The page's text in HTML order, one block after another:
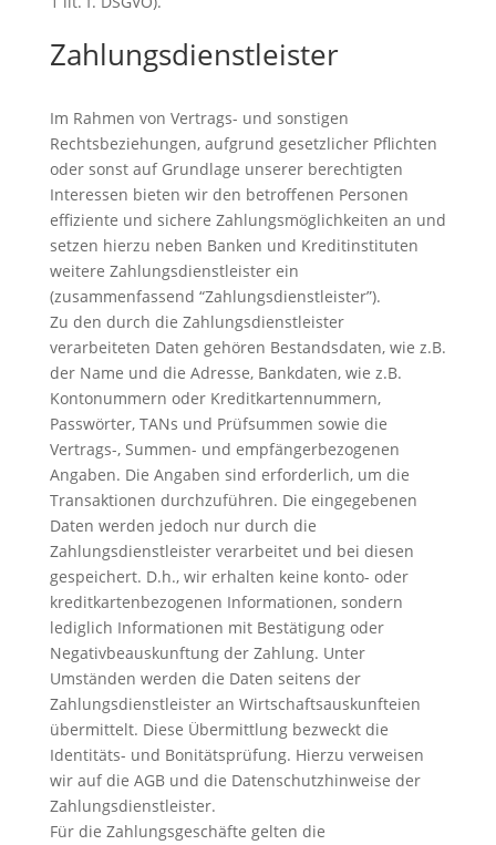
Zahlungsdienstleister
Im Rahmen von Vertrags- und sonstigen
Rechtsbeziehungen, aufgrund gesetzlicher Pflichten
oder sonst auf Grundlage unserer berechtigten
Interessen bieten wir den betroffenen Personen
effiziente und sichere Zahlungsmöglichkeiten an und
setzen hierzu neben Banken und Kreditinstituten
weitere Zahlungsdienstleister ein
(zusammenfassend “Zahlungsdienstleister”).
Zu den durch die Zahlungsdienstleister
verarbeiteten Daten gehören Bestandsdaten, wie z.B.
der Name und die Adresse, Bankdaten, wie z.B.
Kontonummern oder Kreditkartennummern,
Passwörter, TANs und Prüfsummen sowie die
Vertrags-, Summen- und empfängerbezogenen
Angaben. Die Angaben sind erforderlich, um die
Transaktionen durchzuführen. Die eingegebenen
Daten werden jedoch nur durch die
Zahlungsdienstleister verarbeitet und bei diesen
gespeichert. D.h., wir erhalten keine konto- oder
kreditkartenbezogenen Informationen, sondern
lediglich Informationen mit Bestätigung oder
Negativbeauskunftung der Zahlung. Unter
Umständen werden die Daten seitens der
Zahlungsdienstleister an Wirtschaftsauskunfteien
übermittelt. Diese Übermittlung bezweckt die
Identitäts- und Bonitätsprüfung. Hierzu verweisen
wir auf die AGB und die Datenschutzhinweise der
Zahlungsdienstleister.
Für die Zahlungsgeschäfte gelten die